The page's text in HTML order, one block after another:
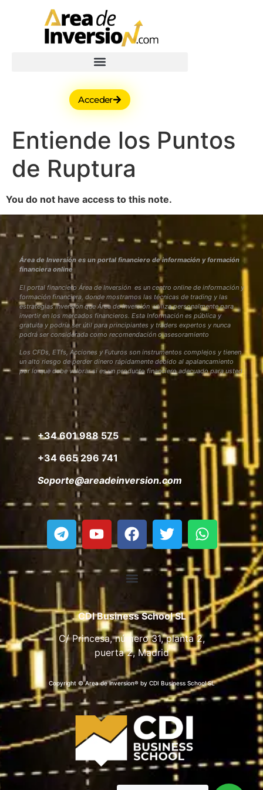
Acceder
Entiende los Puntos
de Ruptura
You do not have access to this note.
Área de Inversión es un portal financiero de información y formación
financiera online
El portal financiero Área de Inversión es un centro online de información y
formación financiera, donde mostramos las técnicas de trading y las
estrategias inversión que Área de Inversión utiliza personalmente para
invertir en los mercados financieros. Esta Información es pública y
gratuita y podría ser útil para principiantes y traders expertos y nunca
podrá ser considerada como recomendación o asesoramiento
Los CFDs, ETfs, Acciones y Futuros son instrumentos complejos y tienen
un alto riesgo de perder dinero rápidamente debido al apalancamiento
por lo que debe valorar si es un producto financiero adecuado para usted
+34 601 988 575
+34 665 296 741
Soporte@areadeinversion.com
CDI Business School SL
C/ Princesa, número 31, planta 2,
puerta 2, Madrid
Copyright © Area de inversion® by CDI Business School SL